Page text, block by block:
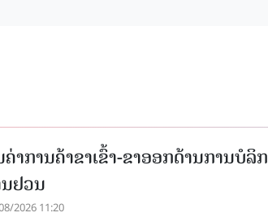
າການຄ້າຂາເຂົ້າ-ຂາອອກດ້ານການບໍ
ຢວນ
2026 11:20